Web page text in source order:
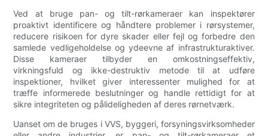
Ved at bruge pan- og tilt-rørkameraer kan inspektører
proaktivt identificere og håndtere problemer i rørsystemer,
reducere risikoen for dyre skader eller fejl og forbedre den
samlede vedligeholdelse og ydeevne af infrastrukturaktiver.
Disse kameraer tilbyder en omkostningseffektiv,
virkningsfuld og ikke-destruktiv metode til at udføre
inspektioner, hvilket giver interessenter mulighed for at
træffe informerede beslutninger og handle rettidigt for at
sikre integriteten og pålideligheden af ​​deres rørnetværk.
Uanset om de bruges i VVS, byggeri, forsyningsvirksomheder